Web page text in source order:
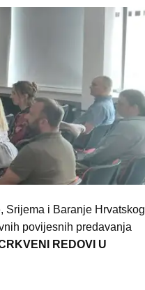
Srijema i Baranje Hrvatskog
povijesnih predavanja
REDOVI U